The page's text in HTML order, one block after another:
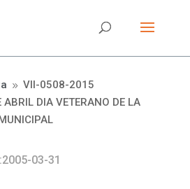
9 VII-0508-2015
DIA VETERANO DE LA
03-31